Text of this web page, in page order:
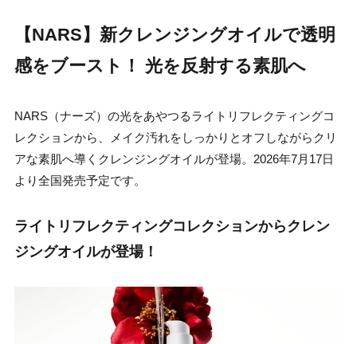
【NARS】新クレンジングオイルで透明
感をブースト！ 光を反射する素肌へ
NARS（ナーズ）の光をあやつるライトリフレクティングコ
レクションから、メイク汚れをしっかりとオフしながらクリ
アな素肌へ導くクレンジングオイルが登場。2026年7月17日
より全国発売予定です。
ライトリフレクティングコレクションからクレン
ジングオイルが登場！